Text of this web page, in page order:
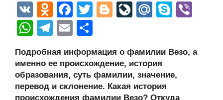
V
K
O
d
n
o
kl
a
F
a
c
e
b
o
T
er
Bl
g
er
Li
J
o
ur
M
u
S
e
W
at
s
A
T
e
gr
a
E
ail р
а
в
Подробная информация о фамилии Везо, а
именно ее происхождение, история
образования, суть фамилии, значение,
перевод и склонение. Какая история
происхождения фамилии Везо? Откуда